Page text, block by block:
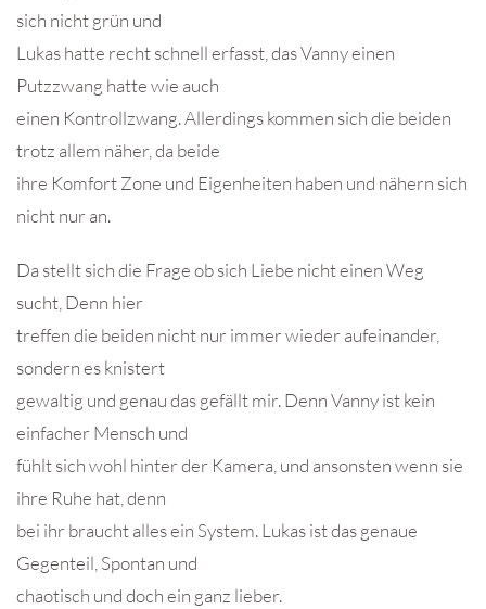
sich nicht grün und
Lukas hatte recht schnell erfasst, das Vanny einen
Putzzwang hatte wie auch
einen Kontrollzwang. Allerdings kommen sich die beiden
trotz allem näher, da beide
ihre Komfort Zone und Eigenheiten haben und nähern sich
nicht nur an.
Da stellt sich die Frage ob sich Liebe nicht einen Weg
sucht, Denn hier
treffen die beiden nicht nur immer wieder aufeinander,
sondern es knistert
gewaltig und genau das gefällt mir. Denn Vanny ist kein
einfacher Mensch und
fühlt sich wohl hinter der Kamera, und ansonsten wenn sie
ihre Ruhe hat, denn
bei ihr braucht alles ein System. Lukas ist das genaue
Gegenteil, Spontan und
chaotisch und doch ein ganz lieber.